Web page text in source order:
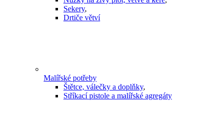
Sekery,
Drtiče větví
Malířské potřeby
Štětce, válečky a doplňky,
Stříkací pistole a malířské agregáty